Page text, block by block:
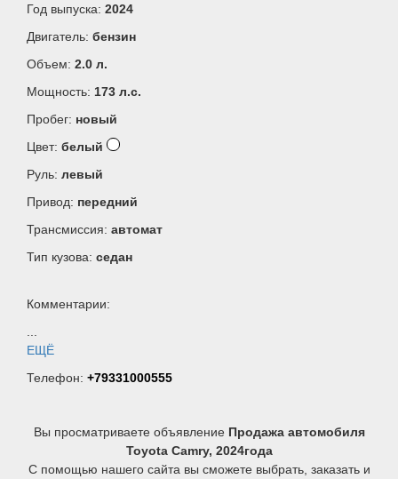
Год выпуска: 2024
Двигатель: бензин
Объем: 2.0 л.
Мощность: 173 л.c.
Пробег: новый
Цвет: белый
Руль: левый
Привод: передний
Трансмиссия: автомат
Тип кузова: седан
Комментарии:
ЕЩЁ
Телефон: +79331000555
Вы просматриваете объявление Продажа автомобиля
Toyota Camry, 2024года
С помощью нашего сайта вы сможете выбрать, заказать и